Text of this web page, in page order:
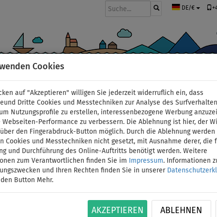
Cookies
auf "Akzeptieren" willigen Sie jederzeit widerruflich ein, dass
Dritte Cookies und Messtechniken zur Analyse des
Nutzungsprofile zu erstellen, interessenbezogene Werbung
Webseiten-Performance zu verbessern. Die Ablehnung ist hier, der
den Fingerabdruck-Button möglich. Durch die Ablehnung werden
Cookies und Messtechniken nicht gesetzt, mit Ausnahme derer, die
und Durchführung des Online-Auftritts benötigt werden. Weitere
zum Verantwortlichen finden Sie im
Impressum. Informationen
und Ihren Rechten finden Sie in unserer
Button Mehr.
AKZEPTIEREN ABLEHNEN
DE/€
Damen Tank Top
WHITE - Größe: 40
Elastisches Kompressions-Tank-Top im
Designs. Sie eignet sich zum Paddeln und für